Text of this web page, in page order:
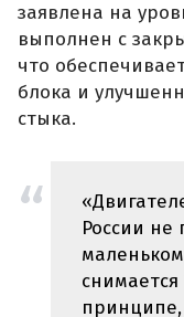
заявлена на
выполнен с
что
блока и
стыка.
России не